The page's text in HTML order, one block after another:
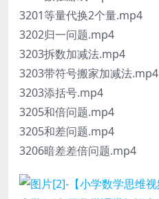
3201等量代换2个量.mp4
3202归一问题.mp4
3203拆数加减法.mp4
3203带符号搬家加减法.mp4
3203添括号.mp4
3205和倍问题.mp4
3205和差问题.mp4
3206暗差差倍问题.mp4